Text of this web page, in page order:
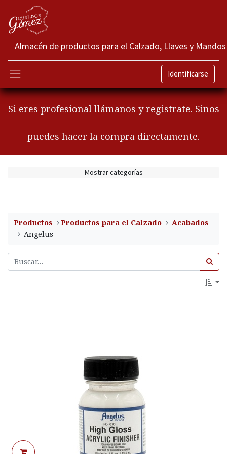
Almacén de productos para el Calzado, Llaves y Mandos
Identificarse
Si eres profesional llámanos y registrate. Sinos
puedes hacer la compra directamente.
Mostrar categorías
Productos ​Productos para el Calzado
Acabados
Angelus